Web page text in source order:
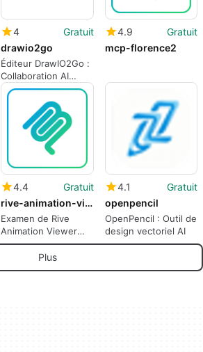
4
Gratuit
drawio2go
Éditeur DrawIO2Go :
Collaboration AI
améliorée
4.9
Gratuit
mcp-florence2
4.4
Gratuit
rive-animation-viewer
Examen de Rive
Animation Viewer
Version 2.2.3
4.1
Gratuit
openpencil
OpenPencil : Outil de
design vectoriel AI
Plus